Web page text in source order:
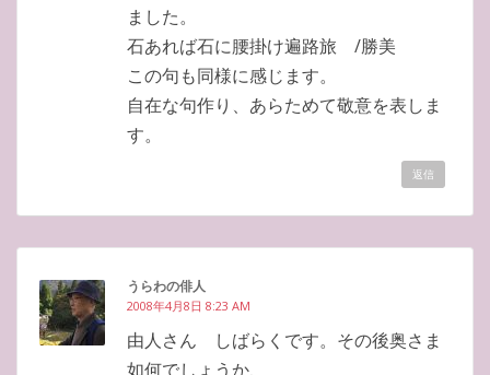
ました。
石あれば石に腰掛け遍路旅 /勝美
この句も同様に感じます。
自在な句作り、あらためて敬意を表しま
す。
返信
うらわの俳人
2008年4月8日 8:23 AM
由人さん しばらくです。その後奥さま
如何でしょうか、